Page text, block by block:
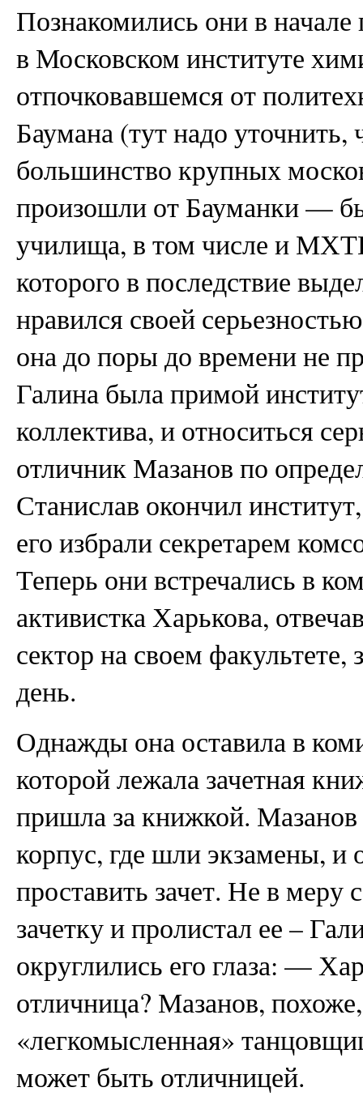
Познакомились они в
в Московском институте
отпочковавшемся от
Баумана (тут надо уточнить,
большинство крупных
произошли от Бауманки —
училища, в том числе и
которого в последствие
нравился своей
она до поры до времени не
Галина была примой
коллектива, и относиться
отличник Мазанов по
Станислав окончил
его избрали секретарем
Теперь они встречались в
активистка Харькова,
сектор на своем
день.
Однажды она оставила в
которой лежала зачетная
пришла за книжкой. Мазанов
корпус, где шли экзамены, и
проставить зачет. Не в меру
зачетку и пролистал ее –
округлились его глаза: —
отличница? Мазанов,
«легкомысленная»
может быть отличницей.